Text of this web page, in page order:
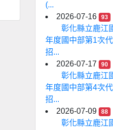
(...
2026-07-16
93
彰化縣立鹿江
年度國中部第1次
招...
2026-07-17
90
彰化縣立鹿江
年度國中部第4次
招...
2026-07-09
88
彰化縣立鹿江